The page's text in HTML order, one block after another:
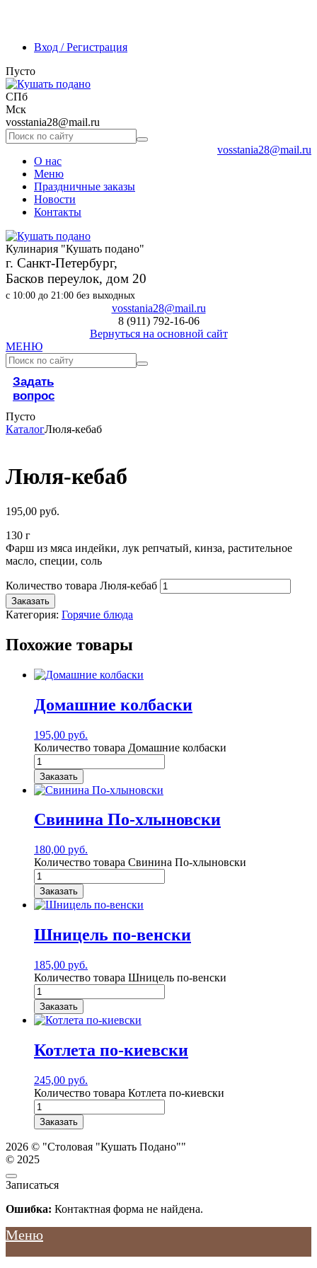
Вход / Регистрация
Пусто
СПб
Мск
vosstania28@mail.ru
О нас
Меню
Праздничные заказы
Новости
Контакты
vosstania28@mail.ru
Кулинария "Кушать подано"
г. Санкт-Петербург,
Басков переулок, дом 20
с 10:00 до 21:00 без выходных
vosstania28@mail.ru
8 (911) 792-16-06
Вернуться на основной сайт
МЕНЮ
Задать
вопрос
Пусто
КаталогЛюля-кебаб
Люля-кебаб
195,00 руб.
130 г
Фарш из мяса индейки, лук репчатый, кинза, растительное
масло, специи, соль
Количество товара Люля-кебаб
Заказать
Категория: Горячие блюда
Похожие товары
Домашние колбаски
195,00 руб.
Количество товара Домашние колбаски
Заказать
Свинина По-хлыновски
180,00 руб.
Количество товара Свинина По-хлыновски
Заказать
Шницель по-венски
185,00 руб.
Количество товара Шницель по-венски
Заказать
Котлета по-киевски
245,00 руб.
Количество товара Котлета по-киевски
Заказать
2026 © "Столовая "Кушать Подано""
© 2025
Записаться
Ошибка: Контактная форма не найдена.
Меню